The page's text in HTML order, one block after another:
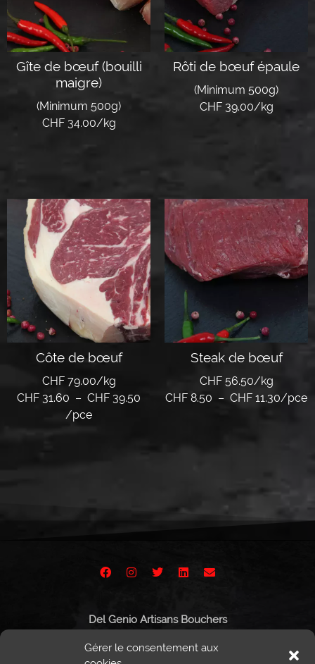
Gérer le consentement aux
Gîte de bœuf (bouilli
maigre)
(Minimum 500g)
CHF 34.00/kg
Rôti de bœuf épaule
(Minimum 500g)
CHF 39.00/kg
Côte de bœuf
CHF 79.00/kg
CHF 31.60 – CHF 39.50
/pce
Steak de bœuf
CHF 56.50/kg
CHF 8.50 – CHF 11.30/pce
Del Genio Artisans Bouchers
1950 Sion